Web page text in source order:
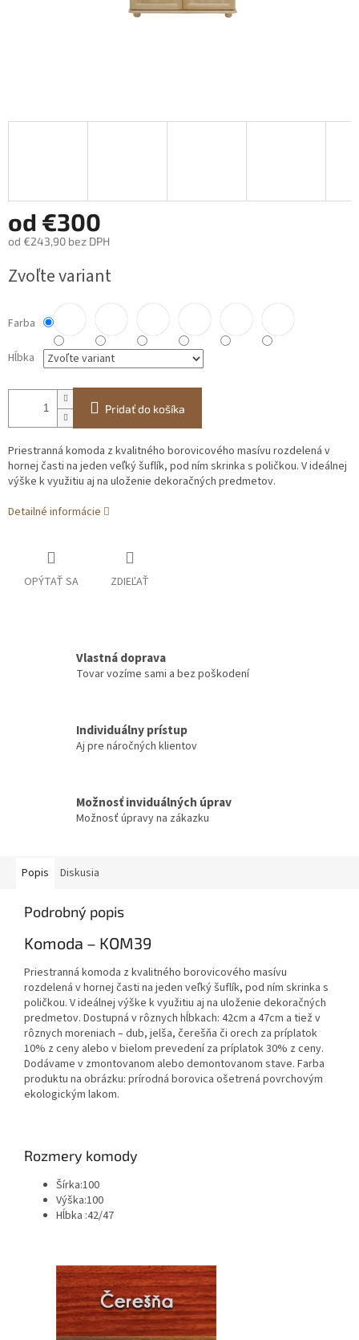
od €300
od €243,90 bez DPH
cena:
Zvoľte variant
Farba
Hĺbka
Pridať do košíka
Priestranná komoda z kvalitného borovicového masívu rozdelená v
hornej časti na jeden veľký šuflík, pod ním skrinka s poličkou. V ideálnej
výške k využitiu aj na uloženie dekoračných predmetov.
Detailné informácie
OPÝTAŤ SA ZDIEĽAŤ
Vlastná doprava
Tovar vozíme sami a bez poškodení
Individuálny prístup
Aj pre náročných klientov
Možnosť inviduálných úprav
Možnosť úpravy na zákazku
Popis Diskusia
Podrobný popis
Komoda – KOM39
Priestranná komoda z kvalitného borovicového masívu
rozdelená v hornej časti na jeden veľký šuflík, pod ním skrinka s
poličkou. V ideálnej výške k využitiu aj na uloženie dekoračných
predmetov. Dostupná v rôznych hĺbkach: 42cm a 47cm a tiež v
rôznych moreniach – dub, jelša, čerešňa či orech za príplatok
10% z ceny alebo v bielom prevedení za príplatok 30% z ceny.
Dodávame v zmontovanom alebo demontovanom stave. Farba
produktu na obrázku: prírodná borovica ošetrená povrchovým
ekologickým lakom.
Rozmery komody
Šírka:100
Výška:100
Hĺbka :42/47